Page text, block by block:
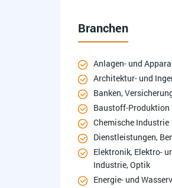
Branchen
Anlagen- und
Architektur- und
Banken,
Baustoff-Produktion
Chemische Industrie
Dienstleistungen,
Elektronik, Elektro-
Industrie, Optik
Energie- und